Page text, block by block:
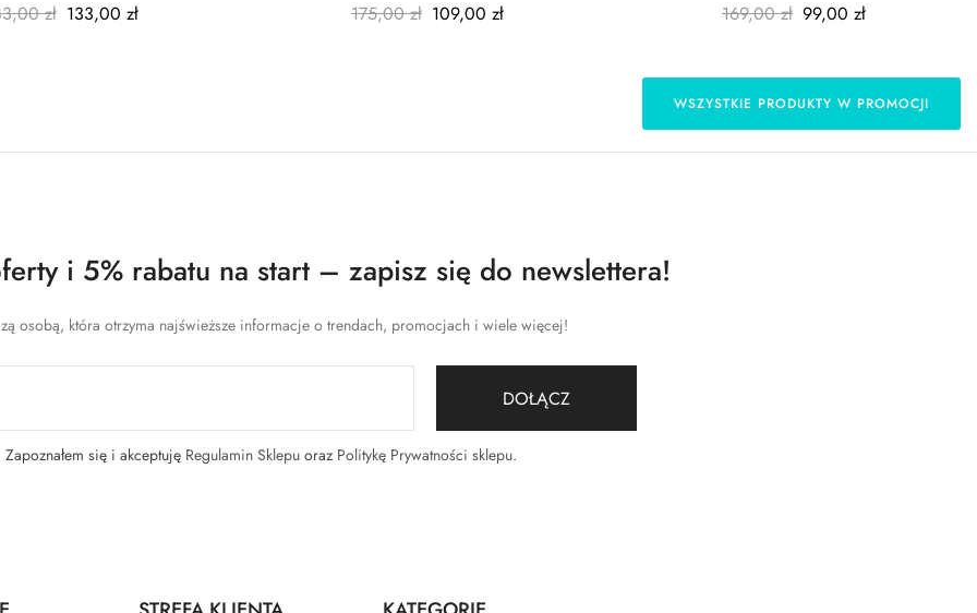
zł 133,00 zł 175,00 zł 109,00 zł 169,00 zł 99,00 zł
WSZYSTKIE PRODUKTY W PROMOCJI
i 5% rabatu na start – zapisz się do newslettera!
osobą, która otrzyma najświeższe informacje o trendach, promocjach i wiele więcej!
DOŁĄCZ
Zapoznałem się i akceptuję Regulamin Sklepuoraz Politykę Prywatności sklepu.